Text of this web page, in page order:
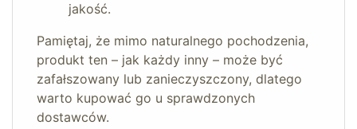
jakość.
Pamiętaj, że mimo naturalnego pochodzenia,
produkt ten – jak każdy inny – może być
zafałszowany lub zanieczyszczony, dlatego
warto kupować go u sprawdzonych
dostawców.